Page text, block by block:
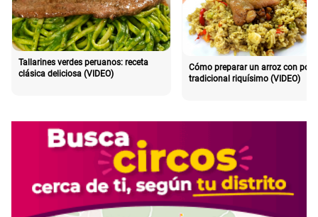
Tallarines verdes peruanos: receta
clásica deliciosa (VIDEO)
Cómo preparar un arroz con pollo
tradicional riquísimo (VIDEO)